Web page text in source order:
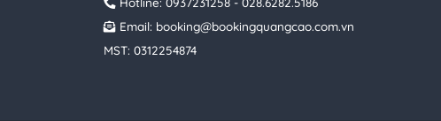
Email: booking@bookingquangcao.com.vn
MST: 0312254874